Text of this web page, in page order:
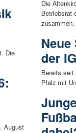
Die
August
Die
Betriebsrat
der
Bereits seit
Pfalz mit